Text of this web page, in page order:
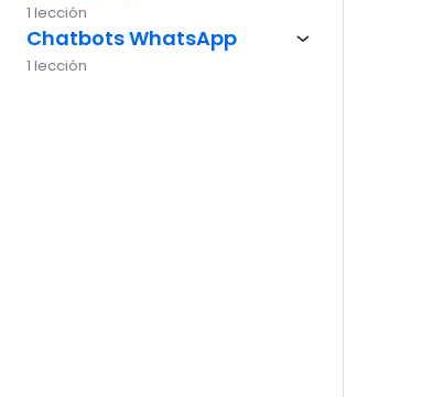
1 lección
Chatbots WhatsApp
1 lección